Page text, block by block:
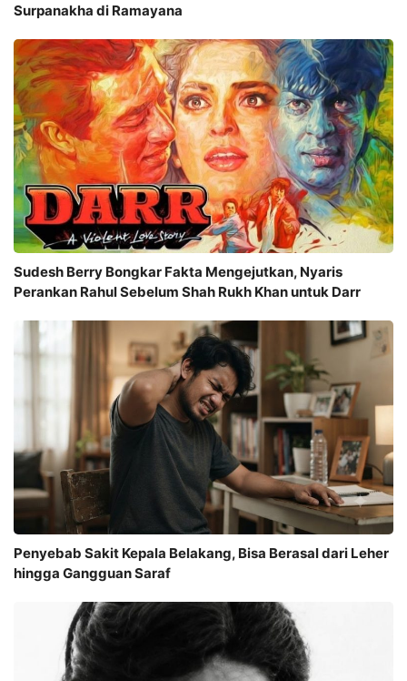
Surpanakha di Ramayana
Sudesh Berry Bongkar Fakta Mengejutkan, Nyaris
Perankan Rahul Sebelum Shah Rukh Khan untuk Darr
Penyebab Sakit Kepala Belakang, Bisa Berasal dari Leher
hingga Gangguan Saraf